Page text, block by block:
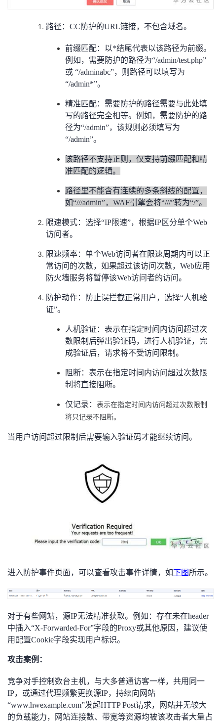
路径：CC防护的URL链接，不包含域名。
前缀匹配：以*结尾代表以该路径为前缀。
例如，需要防护的路径为“/admin/test.php”
或 “/adminabc”，则路径可以填写为
“/admin*”。
精准匹配：需要防护的路径需要与此处填
写的路径完全相等。例如，需要防护的路
径为“/admin”，该规则必须填写为
“/admin”。
该路径不支持正则，仅支持前缀匹配和精
准匹配的逻辑。
路径里不能含有连续的多条斜线的配置，
如“///admin”，WAF引擎会将“///”转为“/”。
限速模式：选择“IP限速”，根据IP区分单个Web
访问者。
限速频率：单个Web访问者在限速周期内可以正
常访问的次数，如果超过该访问次数，Web应用
防火墙服务将暂停该Web访问者的访问。
防护动作：防止误拦截正常用户，选择“人机验
证”。
人机验证：表示在指定时间内访问超过次
数限制后弹出验证码，进行人机验证，完
成验证后，请求将不受访问限制。
阻断：表示在指定时间内访问超过次数限
制将直接阻断。
仅记录： 表示在指定时间内访问超过次数限制
将只记录不阻断。
当用户访问超过限制后需要输入验证码才能继续访问。
进入防护事件页面，可以查看攻击事件详情，如下图 所示。
对于有些网站，源IP无法精准获取。例如：存在未在header
中插入“X-Forwarded-For”字段的Proxy或其他原因，建议使
用配置Cookie字段实现用户标识。
攻击案例：
竞争对手控制数台主机，与大多普通访客一样，共用同一
IP，或通过代理频繁更换源IP，持续向网站
“www.hwexample.com”发起HTTP Post请求，网站并无较大
的负载能力，网站连接数、带宽等资源均被该攻击者大量占